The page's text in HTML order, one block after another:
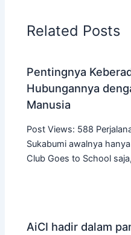
Related Posts
Pentingnya
Hubungannya
Manusia
Post Views: 588
Sukabumi awalnya
Club Goes to School
AiCI hadir dalam